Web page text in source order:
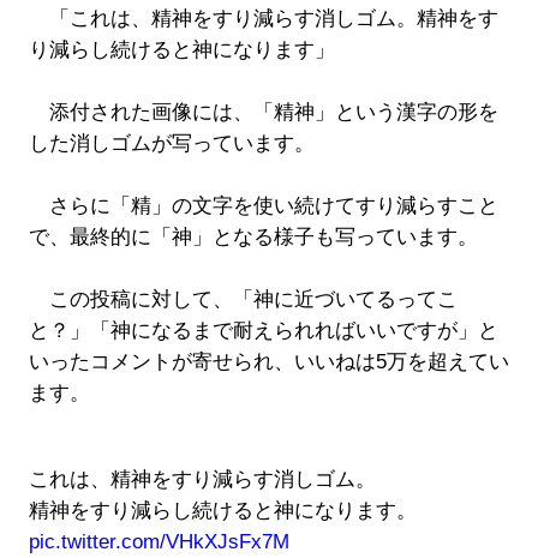
「これは、精神をすり減らす消しゴム。精神をす
り減らし続けると神になります」
添付された画像には、「精神」という漢字の形を
した消しゴムが写っています。
さらに「精」の文字を使い続けてすり減らすこと
で、最終的に「神」となる様子も写っています。
この投稿に対して、「神に近づいてるってこ
と？」「神になるまで耐えられればいいですが」と
いったコメントが寄せられ、いいねは5万を超えてい
ます。
これは、精神をすり減らす消しゴム。
精神をすり減らし続けると神になります。
pic.twitter.com/VHkXJsFx7M